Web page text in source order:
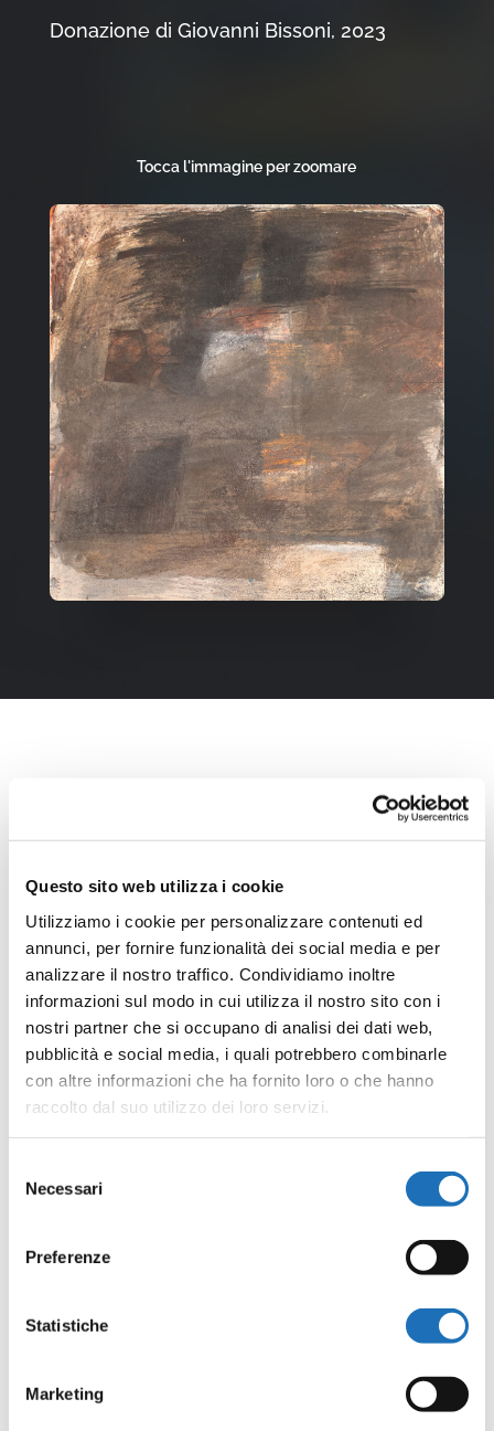
Questo sito web utilizza i cookie
Utilizziamo i cookie per personalizzare contenuti ed
annunci, per fornire funzionalità dei social media e per
analizzare il nostro traffico. Condividiamo inoltre
informazioni sul modo in cui utilizza il nostro sito con i
nostri partner che si occupano di analisi dei dati web,
pubblicità e social media, i quali potrebbero combinarle
con altre informazioni che ha fornito loro o che hanno
raccolto dal suo utilizzo dei loro servizi.
delNecessari
Preferenze
Statistiche
Marketing
Donazione di Giovanni Bissoni, 2023
Tocca l'immagine per zoomare